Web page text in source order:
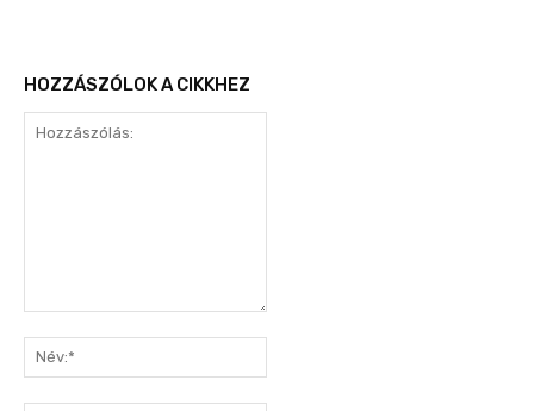
HOZZÁSZÓLOK A CIKKHEZ